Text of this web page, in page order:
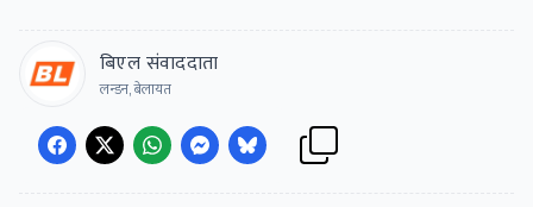
बिएल संवाददाता
लन्डन, बेलायत